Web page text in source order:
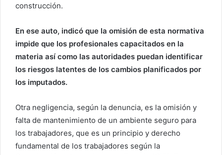
construcción.
En ese auto, indicó que la omisión de esta normativa
impide que los profesionales capacitados en la
materia así como las autoridades puedan identificar
los riesgos latentes de los cambios planificados por
los imputados.
Otra negligencia, según la denuncia, es la omisión y
falta de mantenimiento de un ambiente seguro para
los trabajadores, que es un principio y derecho
fundamental de los trabajadores según la